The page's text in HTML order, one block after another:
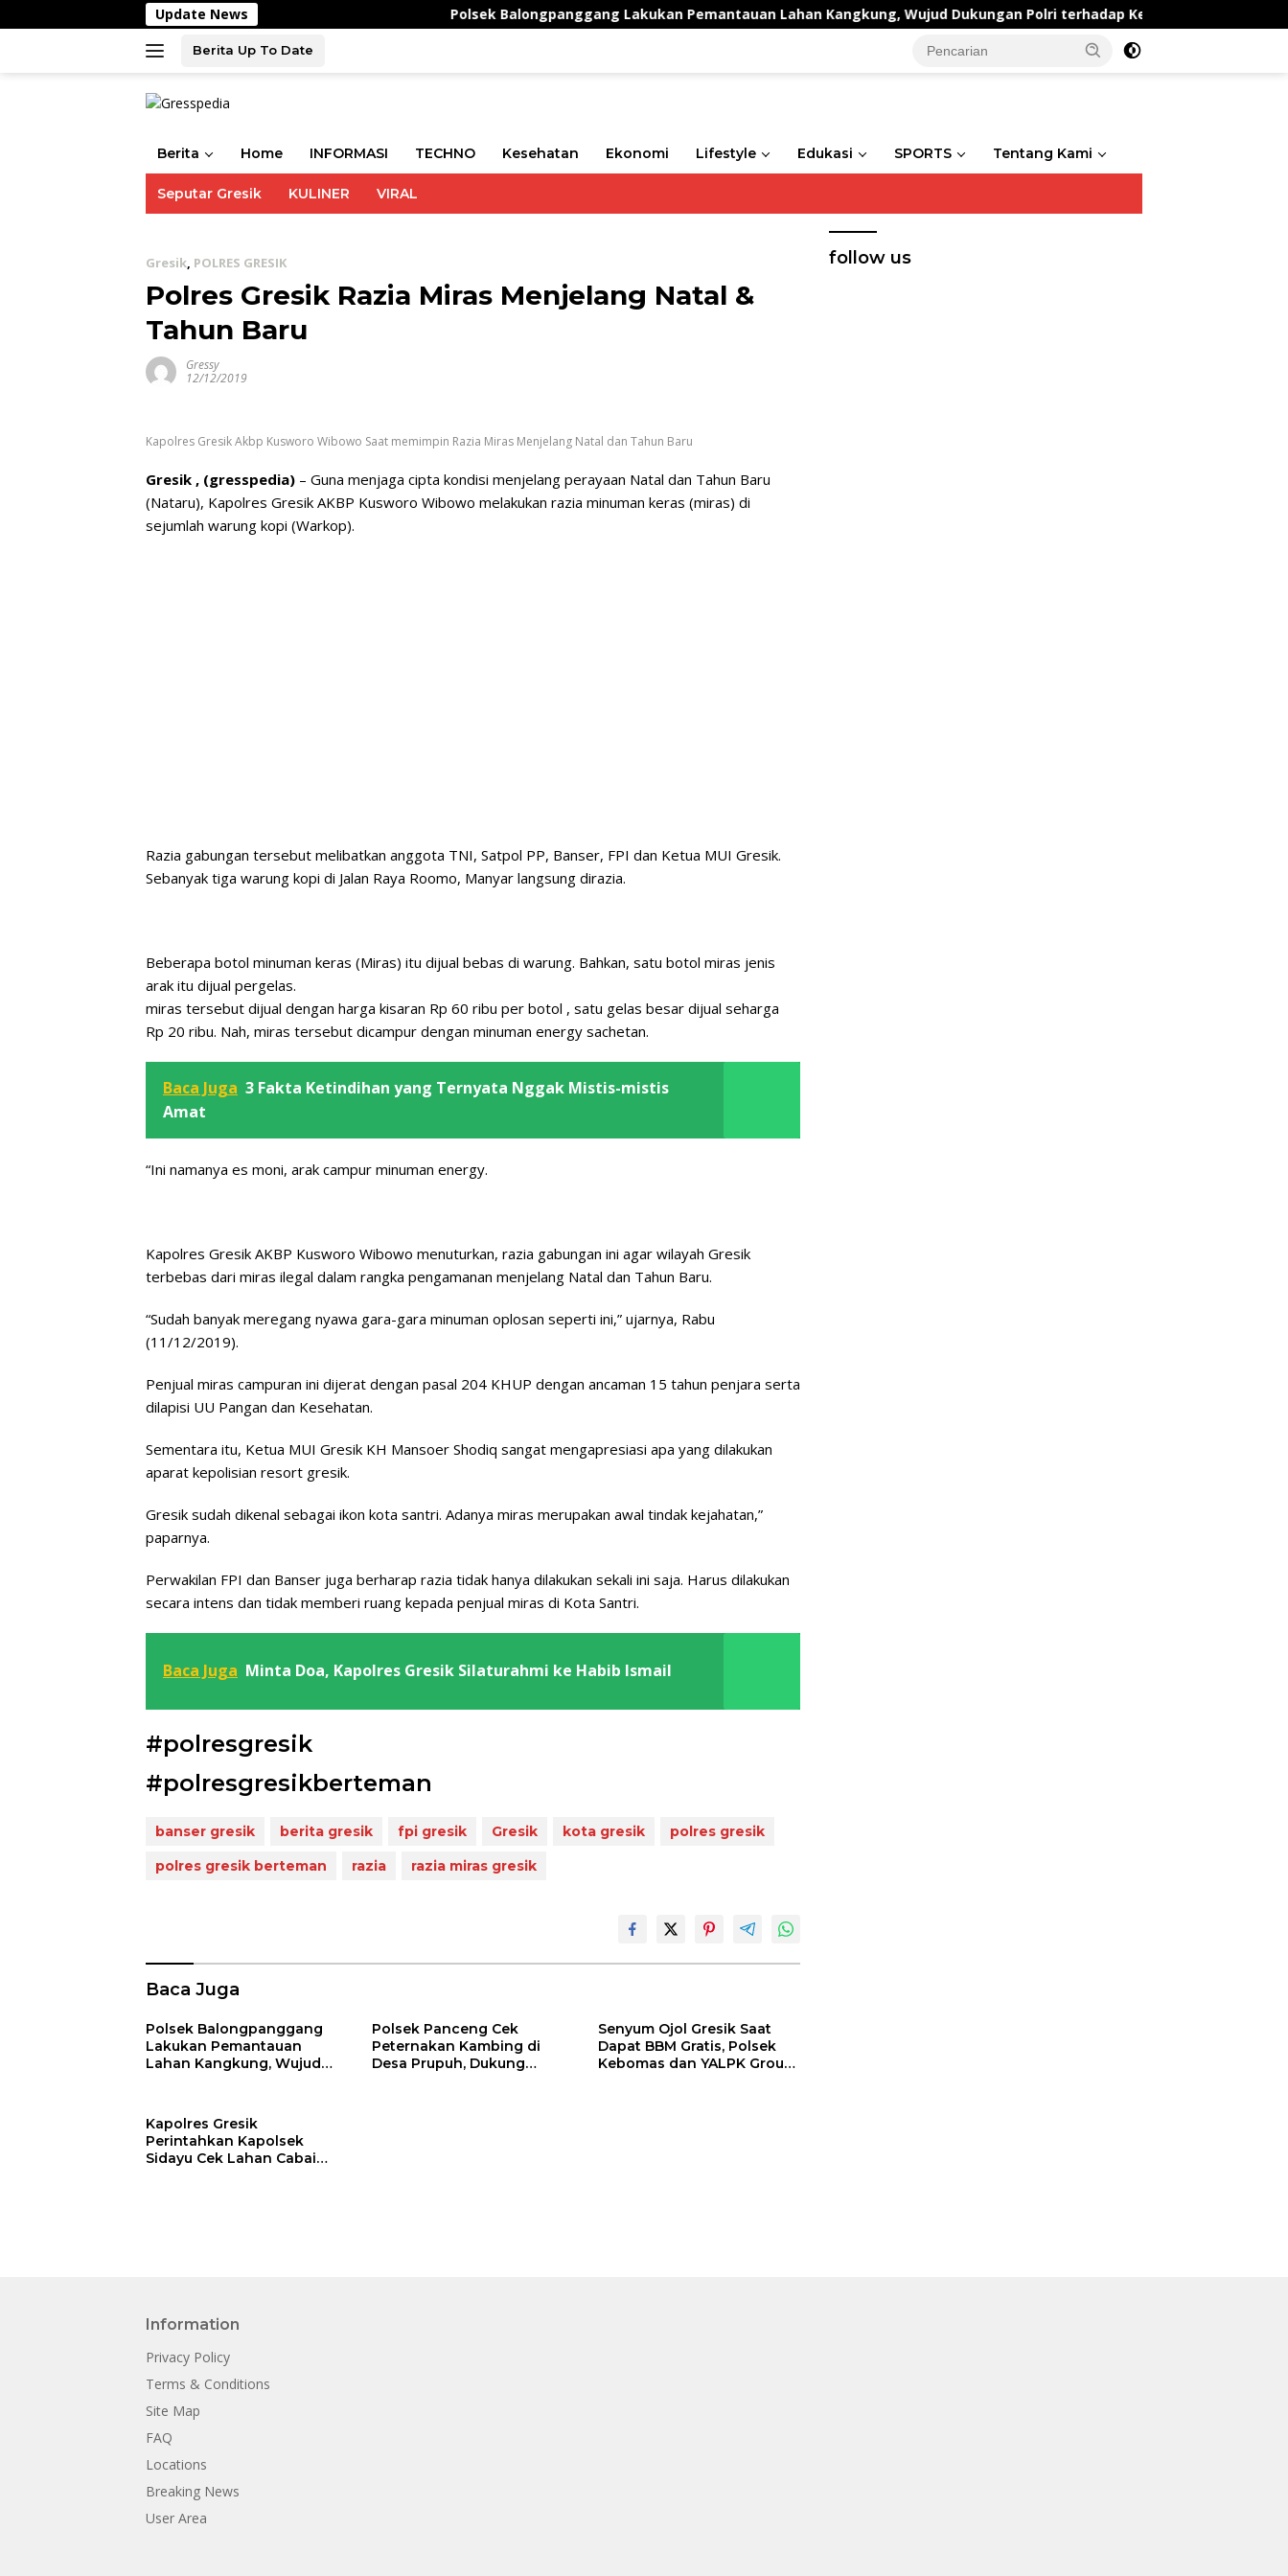
ke
Update News Polsek Balongpanggang Lakukan Pemantauan Lahan Kangkung, Wujud Dukungan Polri terhadap Ketahanan Pangan
Berita Up To Date
Berita Home INFORMASI TECHNO Kesehatan Ekonomi Lifestyle Edukasi SPORTS Tentang Kami
Seputar Gresik KULINER VIRAL
Gresik, POLRES GRESIK
Polres Gresik Razia Miras Menjelang Natal &
Tahun Baru
Gressy
12/12/2019
Kapolres Gresik Akbp Kusworo Wibowo Saat memimpin Razia Miras Menjelang Natal dan Tahun Baru
Gresik , (gresspedia) – Guna menjaga cipta kondisi menjelang perayaan Natal dan Tahun Baru
(Nataru), Kapolres Gresik AKBP Kusworo Wibowo melakukan razia minuman keras (miras) di
sejumlah warung kopi (Warkop).
Razia gabungan tersebut melibatkan anggota TNI, Satpol PP, Banser, FPI dan Ketua MUI Gresik.
Sebanyak tiga warung kopi di Jalan Raya Roomo, Manyar langsung dirazia.
Beberapa botol minuman keras (Miras) itu dijual bebas di warung. Bahkan, satu botol miras jenis
arak itu dijual pergelas.
miras tersebut dijual dengan harga kisaran Rp 60 ribu per botol , satu gelas besar dijual seharga
Rp 20 ribu. Nah, miras tersebut dicampur dengan minuman energy sachetan.
Baca Juga 3 Fakta Ketindihan yang Ternyata Nggak Mistis-mistis
Amat
“Ini namanya es moni, arak campur minuman energy.
Kapolres Gresik AKBP Kusworo Wibowo menuturkan, razia gabungan ini agar wilayah Gresik
terbebas dari miras ilegal dalam rangka pengamanan menjelang Natal dan Tahun Baru.
“Sudah banyak meregang nyawa gara-gara minuman oplosan seperti ini,” ujarnya, Rabu
(11/12/2019).
Penjual miras campuran ini dijerat dengan pasal 204 KHUP dengan ancaman 15 tahun penjara serta
dilapisi UU Pangan dan Kesehatan.
Sementara itu, Ketua MUI Gresik KH Mansoer Shodiq sangat mengapresiasi apa yang dilakukan
aparat kepolisian resort gresik.
Gresik sudah dikenal sebagai ikon kota santri. Adanya miras merupakan awal tindak kejahatan,”
paparnya.
Perwakilan FPI dan Banser juga berharap razia tidak hanya dilakukan sekali ini saja. Harus dilakukan
secara intens dan tidak memberi ruang kepada penjual miras di Kota Santri.
Baca Juga Minta Doa, Kapolres Gresik Silaturahmi ke Habib Ismail
#polresgresik
#polresgresikberteman
banser gresik berita gresik fpi gresik Gresik kota gresik
polres gresik
polres gresik berteman
razia razia miras gresik
Baca Juga
Polsek Balongpanggang
Lakukan Pemantauan
Lahan Kangkung, Wujud
Polsek Panceng Cek
Peternakan Kambing di
Desa Prupuh, Dukung
Senyum Ojol Gresik Saat
Dapat BBM Gratis, Polsek
Kebomas dan YALPK Group
Kapolres Gresik
Perintahkan Kapolsek
Sidayu Cek Lahan Cabai
follow us
Information
Privacy Policy
Terms & Conditions
Site Map
FAQ
Locations
Breaking News
User Area